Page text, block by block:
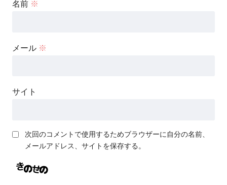
名前 ※
メール ※
サイト
次回のコメントで使用するためブラウザーに自分の名前、
メールアドレス、サイトを保存する。